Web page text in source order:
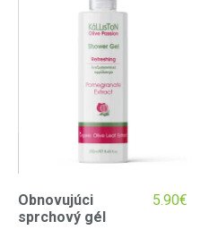
Obnovujúci
sprchový gél
5.90€